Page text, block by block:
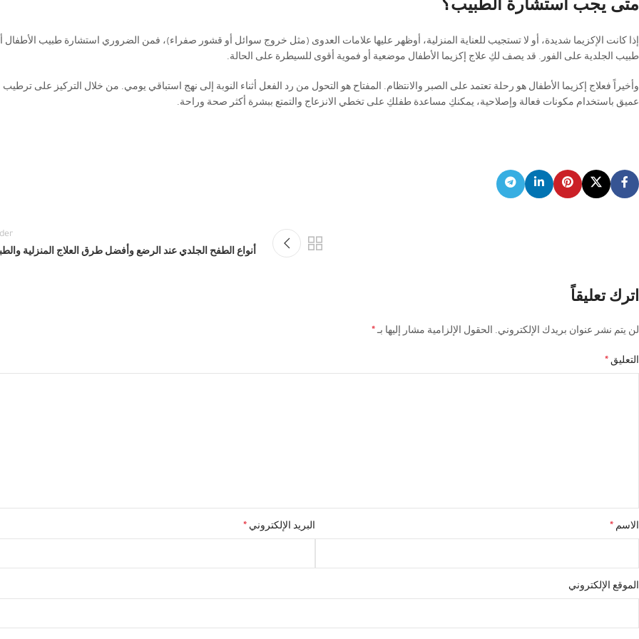
متى يجب استشارة الطبيب؟
إذا كانت الإكزيما شديدة، أو لا تستجيب للعناية المنزلية، أوظهر عليها علامات العدوى (مثل خروج سوائل أو قشور صفراء)، فمن الضروري استشارة طبيب الأطفال
طبيب الجلدية على الفور. قد يصف لكِ علاج إكزيما الأطفال موضعية أو فموية أقوى للسيطرة على الحالة.
وأخيراً فعلاج إكزيما الأطفال هو رحلة تعتمد على الصبر والانتظام. المفتاح هو التحول من رد الفعل أثناء النوبة إلى نهج استباقي يومي. من خلال التركيز على ترطيب
عميق باستخدام مكونات فعالة وإصلاحية، يمكنكِ مساعدة طفلكِ على تخطي الانزعاج والتمتع ببشرة أكثر صحة وراحة.
أنواع الطفح الجلدي عند الرضع وأفضل طرق العلاج المنزلية
اترك تعليقاً
لن يتم نشر عنوان بريدك الإلكتروني. الحقول الإلزامية مشار إليها بـ *
التعليق *
الاسم * البريد الإلكتروني *
الموقع الإلكتروني